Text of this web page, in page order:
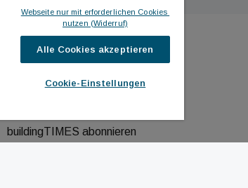
ICH MÖCHTE ...
buildingTIMES abonnieren
Webseite nur mit erforderlichen Cookies
nutzen (Widerruf)
Alle Cookies akzeptieren
Cookie-Einstellungen